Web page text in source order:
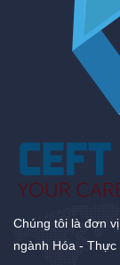
Chúng tôi là đơn
ngành Hóa -